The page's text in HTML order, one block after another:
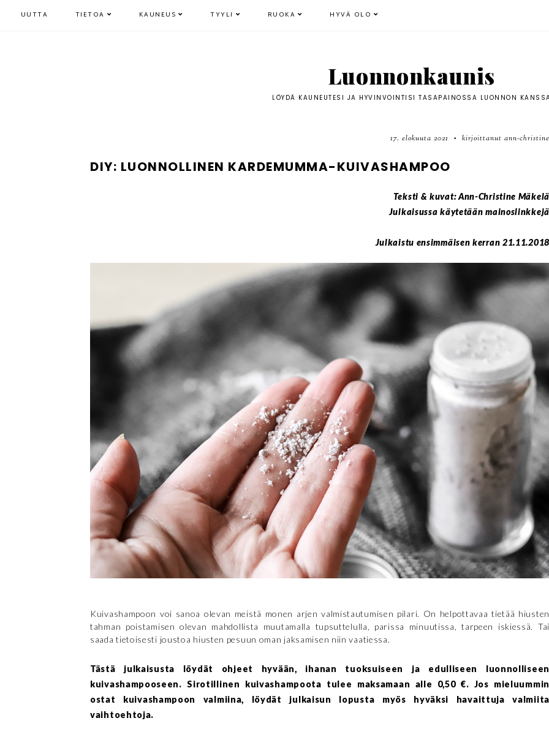
UUTTA TIETOA KAUNEUS TYYLI RUOKA HYVÄ OLO
Luonnonkaunis
LÖYDÄ KAUNEUTESI JA HYVINVOINTISI TASAPAINOSSA LUONNON
17. elokuuta 2021 • kirjoittanut ann-christine
DIY: LUONNOLLINEN KARDEMUMMA-KUIVASHAMPOO
Teksti & kuvat: Ann-Christine Mäkelä
Julkaisussa käytetään mainoslinkkejä
Julkaistu ensimmäisen kerran 21.11.2018
Kuivashampoon voi sanoa olevan meistä monen arjen valmistautumisen pilari. On helpottavaa tietää hiusten
tahman poistamisen olevan mahdollista muutamalla tupsuttelulla, parissa minuutissa, tarpeen iskiessä. Tai
saada tietoisesti joustoa hiusten pesuun oman jaksamisen niin vaatiessa.
Tästä julkaisusta löydät ohjeet hyvään, ihanan tuoksuiseen ja edulliseen luonnolliseen
kuivashampooseen. Sirotillinen kuivashampoota tulee maksamaan alle 0,50 €. Jos mieluummin
ostat kuivashampoon valmiina, löydät julkaisun lopusta myös hyväksi havaittuja valmiita
vaihtoehtoja.